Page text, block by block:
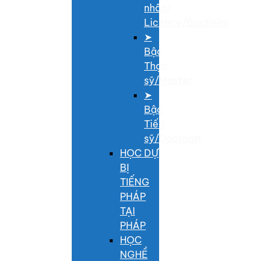
nhân/
Licence/Bachelor
➤
Bậc
Thạc
sỹ/Master
➤
Bậc
Tiến
sỹ/Doctorat
HỌC DỰ
BỊ
TIẾNG
PHÁP
TẠI
PHÁP
HỌC
NGHỀ